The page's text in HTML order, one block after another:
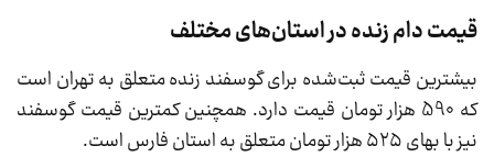
قیمت دام زنده در استان‌های مختلف
بیشترین قیمت ثبت‌شده برای گوسفند زنده متعلق به تهران است
که 590 هزار تومان قیمت دارد. همچنین کمترین قیمت گوسفند
نیز با بهای ۵۲۵ هزار تومان متعلق به استان فارس است.